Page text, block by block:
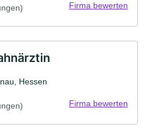
Firma bewerten
Hessen
Firma bewerten